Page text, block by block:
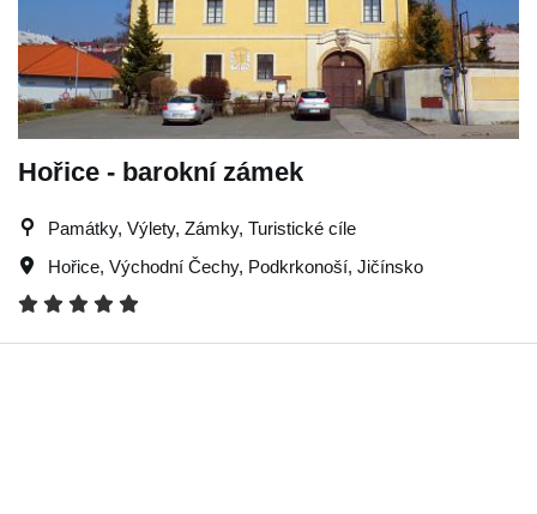
Hořice - barokní zámek
Památky, Výlety, Zámky, Turistické cíle
Hořice, Východní Čechy, Podkrkonoší, Jičínsko